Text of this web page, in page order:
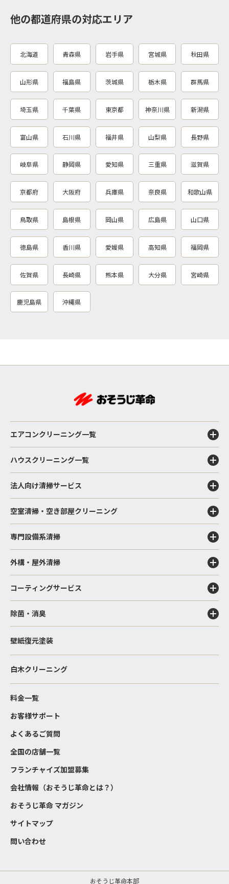
他の都道府県の対応エリア
北海道 青森県 岩手県 宮城県 秋田県
山形県 福島県 茨城県 栃木県 群馬県
埼玉県 千葉県 東京都 神奈川県 新潟県
富山県 石川県 福井県 山梨県 長野県
岐阜県 静岡県 愛知県 三重県 滋賀県
京都府 大阪府 兵庫県 奈良県 和歌山県
鳥取県 島根県 岡山県 広島県 山口県
徳島県 香川県 愛媛県 高知県 福岡県
佐賀県 長崎県 熊本県 大分県 宮崎県
鹿児島県 沖縄県
エアコンクリーニング一覧
ハウスクリーニング一覧
法人向け清掃サービス
空室清掃・空き部屋クリーニング
専門設備系清掃
外構・屋外清掃
コーティングサービス
除菌・消臭
壁紙復元塗装
白木クリーニング
料金一覧
お客様サポート
よくあるご質問
全国の店舗一覧
フランチャイズ加盟募集
会社情報（おそうじ革命とは？）
おそうじ革命 マガジン
サイトマップ
問い合わせ
おそうじ革命本部